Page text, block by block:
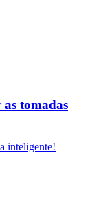
as tomadas
inteligente!